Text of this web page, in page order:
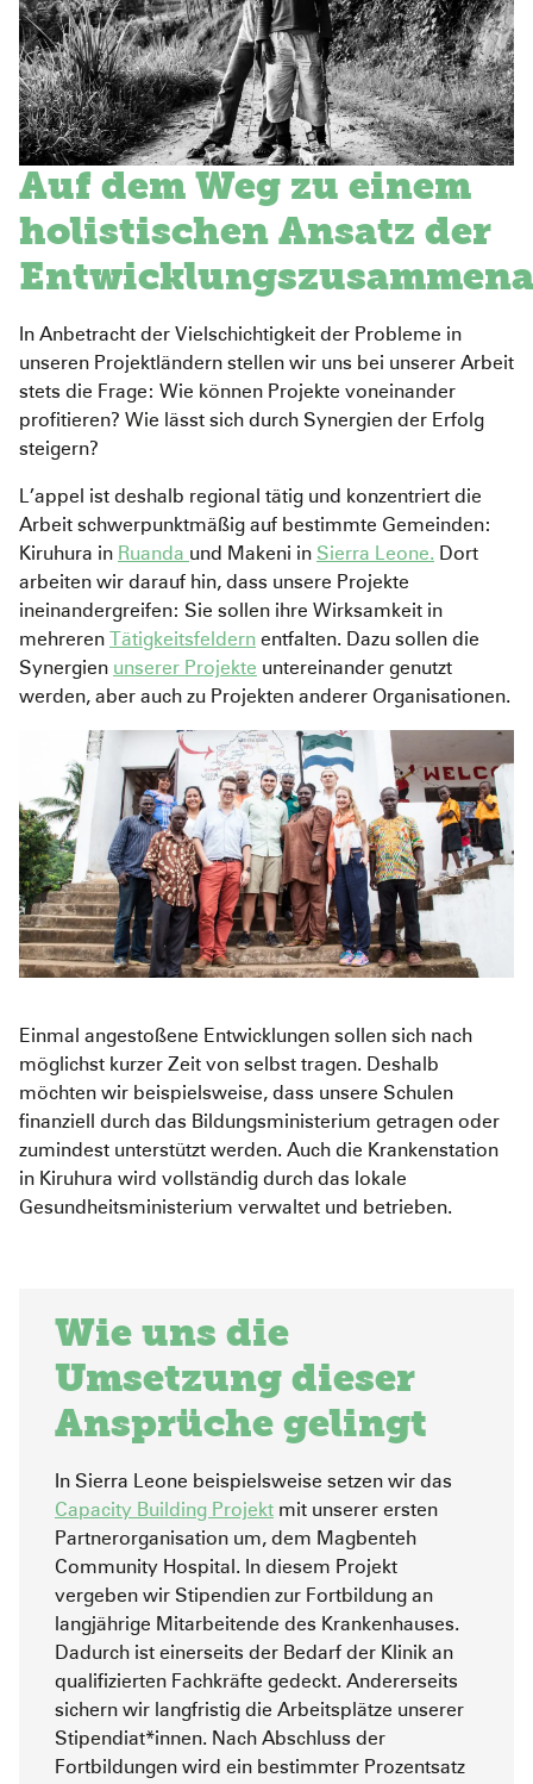
Pediatric Emergency Fund
Abgeschlossene Projekte
Transparenz
Jahresbericht
Partnerschaften
Auf dem Weg zu einem
holistischen Ansatz der
In Anbetracht der Vielschichtigkeit der Probleme in
unseren Projektländern stellen wir uns bei unserer Arbeit
stets die Frage: Wie können Projekte voneinander
profitieren? Wie lässt sich durch Synergien der Erfolg
steigern?
L’appel ist deshalb regional tätig und konzentriert die
Arbeit schwerpunktmäßig auf bestimmte Gemeinden:
Kiruhura in Ruanda und Makeni in Sierra Leone. Dort
arbeiten wir darauf hin, dass unsere Projekte
ineinandergreifen: Sie sollen ihre Wirksamkeit in
mehreren Tätigkeitsfeldern entfalten. Dazu sollen die
Synergien unserer Projekte untereinander genutzt
werden, aber auch zu Projekten anderer Organisationen.
Einmal angestoßene Entwicklungen sollen sich nach
möglichst kurzer Zeit von selbst tragen. Deshalb
möchten wir beispielsweise, dass unsere Schulen
finanziell durch das Bildungsministerium getragen oder
zumindest unterstützt werden. Auch die Krankenstation
in Kiruhura wird vollständig durch das lokale
Gesundheitsministerium verwaltet und betrieben.
Wie uns die
Umsetzung dieser
Ansprüche gelingt
In Sierra Leone beispielsweise setzen wir das
Capacity Building Projekt mit unserer ersten
Partnerorganisation um, dem Magbenteh
Community Hospital. In diesem Projekt
vergeben wir Stipendien zur Fortbildung an
langjährige Mitarbeitende des Krankenhauses.
Dadurch ist einerseits der Bedarf der Klinik an
qualifizierten Fachkräfte gedeckt. Andererseits
sichern wir langfristig die Arbeitsplätze unserer
Stipendiat*innen. Nach Abschluss der
Fortbildungen wird ein bestimmter Prozentsatz